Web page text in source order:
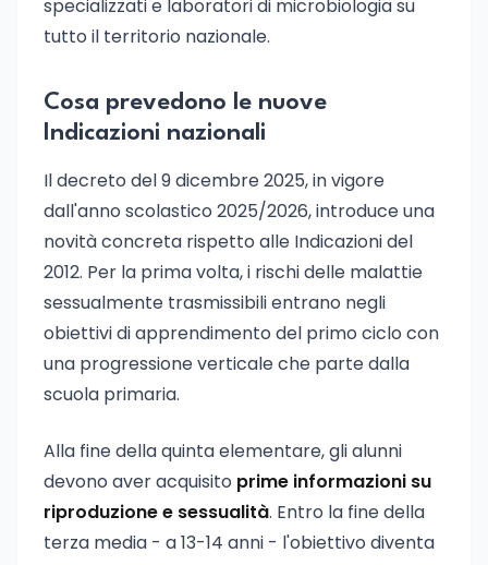
specializzati e laboratori di microbiologia su
tutto il territorio nazionale.
Cosa prevedono le nuove
Indicazioni nazionali
Il decreto del 9 dicembre 2025, in vigore
dall'anno scolastico 2025/2026, introduce una
novità concreta rispetto alle Indicazioni del
2012. Per la prima volta, i rischi delle malattie
sessualmente trasmissibili entrano negli
obiettivi di apprendimento del primo ciclo con
una progressione verticale che parte dalla
scuola primaria.
Alla fine della quinta elementare, gli alunni
devono aver acquisito prime informazioni su
riproduzione e sessualità. Entro la fine della
terza media - a 13-14 anni - l'obiettivo diventa